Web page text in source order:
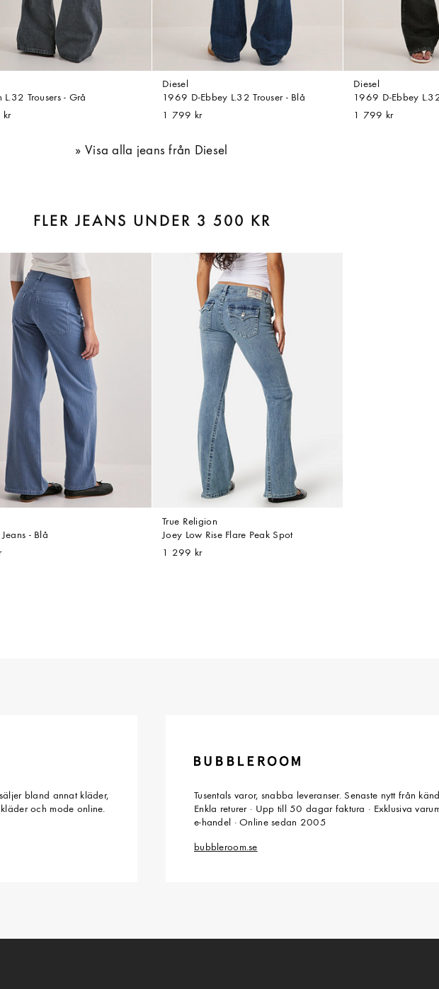
L.32 Trousers - Grå
kr
Diesel
1969 D-Ebbey L.32 Trouser - Blå
1 799 kr
Diesel
1969 D-Ebbey
1 799 kr
Visa alla jeans från Diesel
FLER JEANS UNDER 3 500 KR
- Blå
True Religion
Joey Low Rise Flare Peak Spot
1 299 kr
bland annat kläder,
och mode online.
Tusentals varor, snabba leveranser. Senaste nytt från
Enkla returer · Upp till 50 dagar faktura · Exklusiva
e-handel · Online sedan 2005
bubbleroom.se